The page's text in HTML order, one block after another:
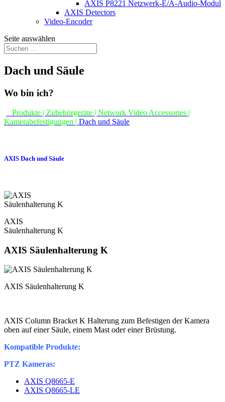
AXIS P8221 Netzwerk-E/A-Audio-Modul
AXIS Detectors
Video-Encoder
Seite auswählen
Dach und Säule
Wo bin ich?
Produkte | Zubehörgeräte | Network Video Accessories |
Kamerabefestigungen | Dach und Säule
AXIS Dach und Säule
AXIS
Säulenhalterung K
AXIS Säulenhalterung K
AXIS Säulenhalterung K
AXIS Column Bracket K Halterung zum Befestigen der Kamera
oben auf einer Säule, einem Mast oder einer Brüstung.
Kompatible Produkte:
PTZ Kameras:
AXIS Q8665-E
AXIS Q8665-LE